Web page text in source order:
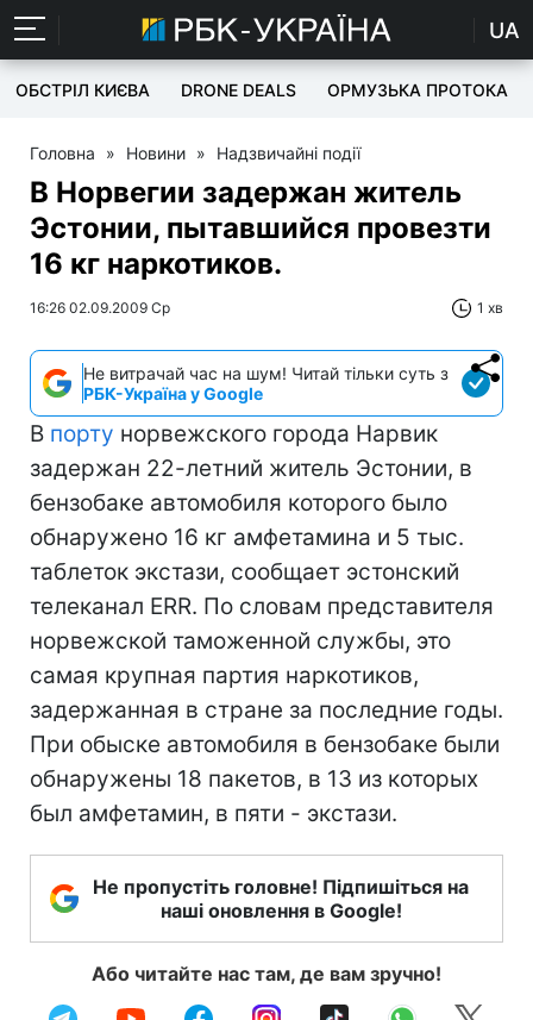
UA
ОБСТРІЛ КИЄВА DRONE DEALS ОРМУЗЬКА ПРОТОКА
Головна » Новини » Надзвичайні події
В Норвегии задержан житель
Эстонии, пытавшийся провезти
16 кг наркотиков.
16:26 02.09.2009 Ср 1 хв
Не витрачай час на шум! Читай тільки суть з
РБК-Україна у Google
В порту норвежского города Нарвик
задержан 22-летний житель Эстонии, в
бензобаке автомобиля которого было
обнаружено 16 кг амфетамина и 5 тыс.
таблеток экстази, сообщает эстонский
телеканал ERR. По словам представителя
норвежской таможенной службы, это
самая крупная партия наркотиков,
задержанная в стране за последние годы.
При обыске автомобиля в бензобаке были
обнаружены 18 пакетов, в 13 из которых
был амфетамин, в пяти - экстази.
Не пропустіть головне! Підпишіться на
наші оновлення в Google!
Або читайте нас там, де вам зручно!